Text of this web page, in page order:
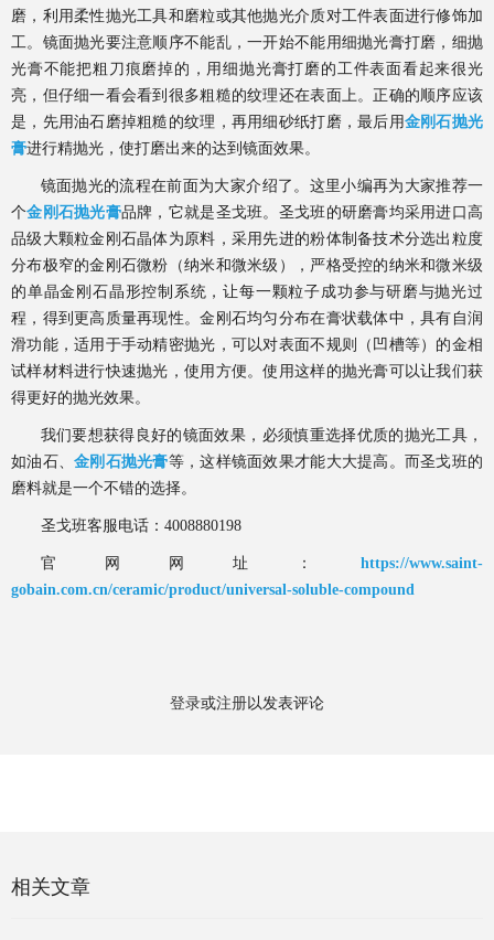
磨，利用柔性抛光工具和磨粒或其他抛光介质对工件表面进行修饰加
工。镜面抛光要注意顺序不能乱，一开始不能用细抛光膏打磨，细抛
光膏不能把粗刀痕磨掉的，用细抛光膏打磨的工件表面看起来很光
亮，但仔细一看会看到很多粗糙的纹理还在表面上。正确的顺序应该
是，先用油石磨掉粗糙的纹理，再用细砂纸打磨，最后用金刚石抛光
膏进行精抛光，使打磨出来的达到镜面效果。
镜面抛光的流程在前面为大家介绍了。这里小编再为大家推荐一
个金刚石抛光膏品牌， 它就是圣戈班。圣戈班的研磨膏均采用进口高
品级大颗粒金刚石晶体为原料，采用先进的粉体制备技术分选出粒度
分布极窄的金刚石微粉（纳米和微米级），严格受控的纳米和微米级
的单晶金刚石晶形控制系统，让每一颗粒子成功参与研磨与抛光过
程，得到更高质量再现性。金刚石均匀分布在膏状载体中，具有自润
滑功能，适用于手动精密抛光，可以对表面不规则（凹槽等）的金相
试样材料进行快速抛光，使用方便。使用这样的抛光膏可以让我们获
得更好的抛光效果。
我们要想获得良好的镜面效果，必须慎重选择优质的抛光工具，
如油石、金刚石抛光膏等，这样镜面效果才能大大提高。而圣戈班的
磨料就是一个不错的选择。
圣戈班客服电话： 4008880198
官网网址： https://www.saint-
gobain.com.cn/ceramic/product/universal-soluble-compound
登录或注册以发表评论
相关文章